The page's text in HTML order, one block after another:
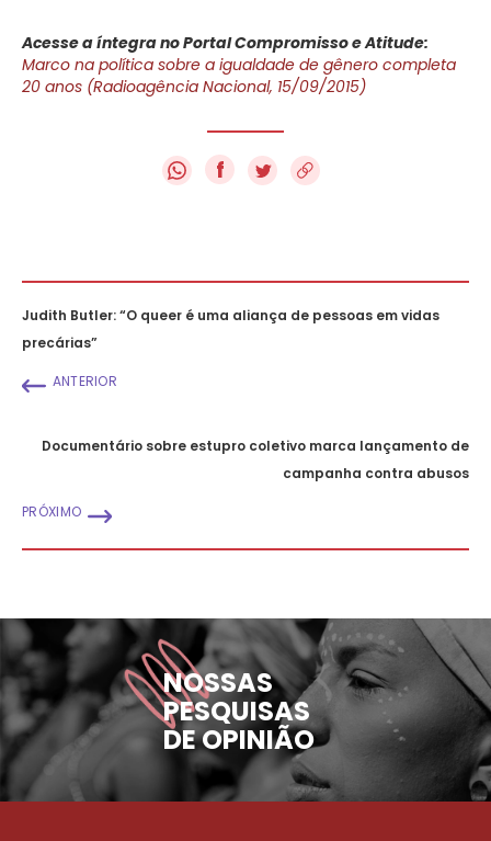
Acesse a íntegra no Portal Compromisso e Atitude:
Marco na política sobre a igualdade de gênero completa
20 anos (Radioagência Nacional, 15/09/2015)
f
Judith Butler: “O queer é uma aliança de pessoas em vidas
precárias”
ANTERIOR
Documentário sobre estupro coletivo marca lançamento de
campanha contra abusos
PRÓXIMO
NOSSAS
PESQUISAS
DE OPINIÃO